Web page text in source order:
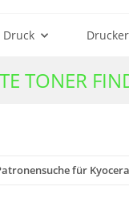
Druck
TONER
für Kyocera